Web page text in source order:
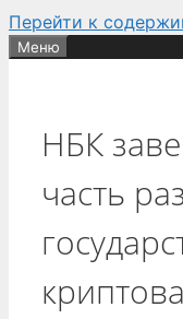
Перейти к
Меню
НБК
часть